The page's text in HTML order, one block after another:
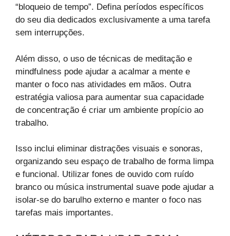
“bloqueio de tempo”. Defina períodos específicos
do seu dia dedicados exclusivamente a uma tarefa
sem interrupções.
Além disso, o uso de técnicas de meditação e
mindfulness pode ajudar a acalmar a mente e
manter o foco nas atividades em mãos. Outra
estratégia valiosa para aumentar sua capacidade
de concentração é criar um ambiente propício ao
trabalho.
Isso inclui eliminar distrações visuais e sonoras,
organizando seu espaço de trabalho de forma limpa
e funcional. Utilizar fones de ouvido com ruído
branco ou música instrumental suave pode ajudar a
isolar-se do barulho externo e manter o foco nas
tarefas mais importantes.